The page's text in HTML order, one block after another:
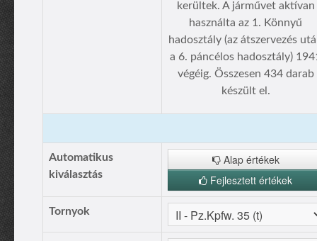
kerültek. A járművet aktívan
használta az 1. Könnyű
hadosztály (az átszervezés
a 6. páncélos hadosztály)
végéig. Összesen 434 darab
készült el.
Automatikus
kiválasztás
Alap értékek
Fejlesztett értékek
Tornyok